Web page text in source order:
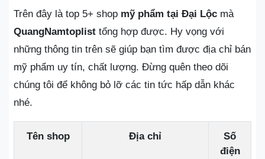
Trên đây là top 5+ shop mỹ phẩm tại Đại Lộc mà
QuangNamtoplist tổng hợp được. Hy vọng với
những thông tin trên sẽ giúp bạn tìm được địa chỉ bán
mỹ phẩm uy tín, chất lượng. Đừng quên theo dõi
chúng tôi để không bỏ lỡ các tin tức hấp dẫn khác
nhé.
Tên shop Địa chỉ
Số
điện